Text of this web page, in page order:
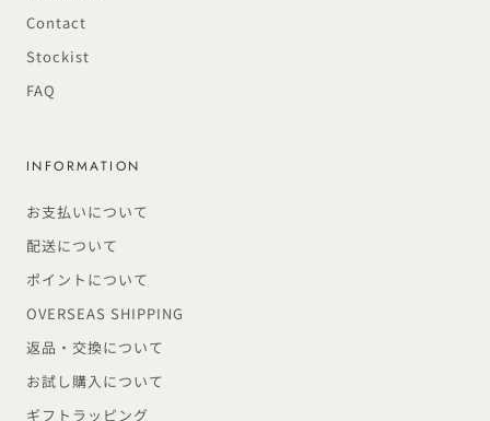
Contact
Stockist
FAQ
INFORMATION
お支払いについて
配送について
ポイントについて
OVERSEAS SHIPPING
返品・交換について
お試し購入について
ギフトラッピング